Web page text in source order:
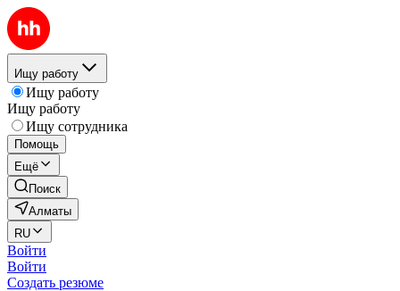
Ищу работу
Ищу работу
Ищу работу
Ищу сотрудника
Помощь
Ещё
Поиск
Алматы
RU
Войти
Войти
Создать резюме